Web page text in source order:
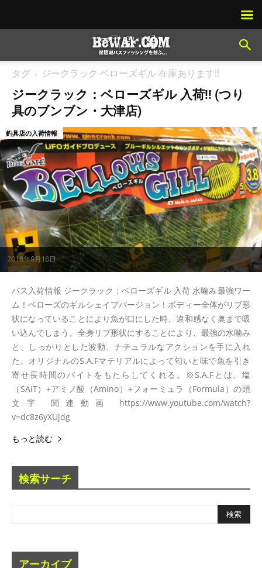
タグ ジークラック ベローズギル 在庫あります!!
ジークラック：ベローズギル 入荷!! (つり
具のブンブン・大津店)
2018年9月16日
釣具店の入荷情報
バス入荷情報 ジークラック：ベローズギル 入荷 水噛み最強ワー
ム！ベローズのギルシェイプバージョン！ボディー全体がリブ形
状になっていることにより魚が口にした時、違和感なく奥まで吸
い込んでしまう。全身リブ形状にすることにより、最強の水噛み
と、しっかりとした波動、ナチュラルなアクションを手に入れ
た。オリジナルのS.A.Fマテリアルによって匂いと味で魚を引き
寄せ長時間のバイトをもたらしてくれる。※S.A.Fとは、塩
（SAIT）+アミノ酸（Amino）+フォーミュラ（Formula）の頭
文字 関連動画 https://www.youtube.com/watch?
v=dc8z6yXUjdg
もっと読む
検索サーチ
アーカイブ